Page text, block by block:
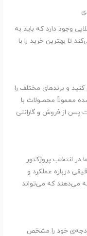
وجود دارد که باید به
تا بهترین خرید را با
و برندهای مختلف را
معمولاً محصولات با
پس از فروش و گارانتی
در انتخاب پروژکتور
درباره عملکرد و
می‌دهند که می‌تواند
خود را مشخص